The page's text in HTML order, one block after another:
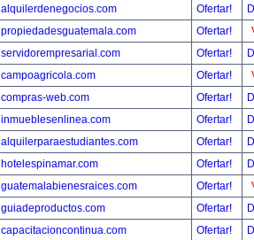
alquilerdenegocios.com
Ofertar!
propiedadesguatemala.com
Ofertar!
servidorempresarial.com
Ofertar!
campoagricola.com
Ofertar!
compras-web.com
Ofertar!
inmueblesenlinea.com
Ofertar!
alquilerparaestudiantes.com
Ofertar!
hotelespinamar.com
Ofertar!
guatemalabienesraices.com
Ofertar!
guiadeproductos.com
Ofertar!
capacitacioncontinua.com
Ofertar!